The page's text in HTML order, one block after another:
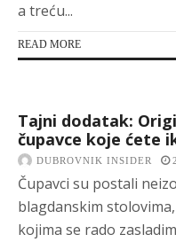
a treću...
READ MORE
Tajni dodatak:
čupavce koje ćete
DUBROVNIK INSIDER
Čupavci su postali
blagdanskim
kojima se rado